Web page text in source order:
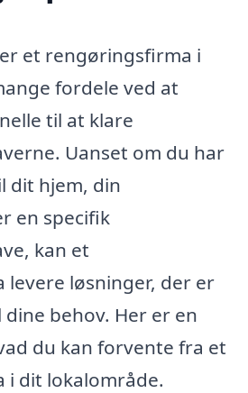
et rengøringsfirma i
fordele ved at
til at klare
Uanset om du har
dit hjem, din
en specifik
kan et
løsninger, der er
behov. Her er en
du kan forvente fra et
dit lokalområde.